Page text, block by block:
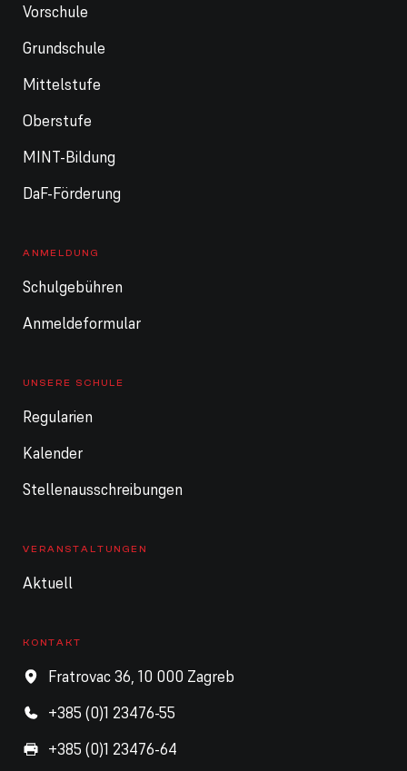
Vorschule
Grundschule
Mittelstufe
Oberstufe
MINT-Bildung
DaF-Förderung
ANMELDUNG
Schulgebühren
Anmeldeformular
UNSERE SCHULE
Regularien
Kalender
Stellenausschreibungen
VERANSTALTUNGEN
Aktuell
KONTAKT
Fratrovac 36, 10 000 Zagreb
+385 (0)1 23476-55
+385 (0)1 23476-64